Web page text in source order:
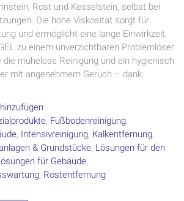
Rost und Kesselstein, selbst bei
Die hohe Viskosität sorgt für
und ermöglicht eine lange Einwirkzeit,
zu einem unverzichtbaren Problemlöser
mühelose Reinigung und ein hygienisch
mit angenehmem Geruch – dank
, Fußbodenreinigung,
, Intensivreinigung, Kalkentfernung,
& Grundstücke, Lösungen für den
für Gebäude,
, Rostentfernung